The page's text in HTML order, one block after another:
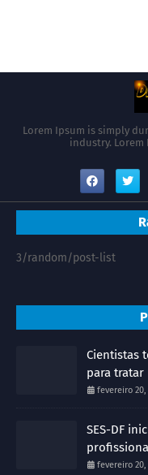
Lorem Ipsum is simply
industry. Lorem
3/random/post-list
Cientistas
para tratar
fevereiro 20,
SES-DF
fevereiro 20,